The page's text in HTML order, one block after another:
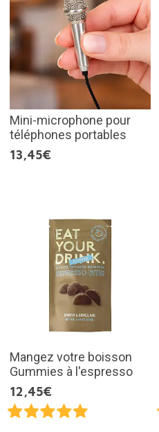
Mini-microphone pour
téléphones portables
13,45€
Mangez votre boisson
Gummies à l'espresso
12,45€